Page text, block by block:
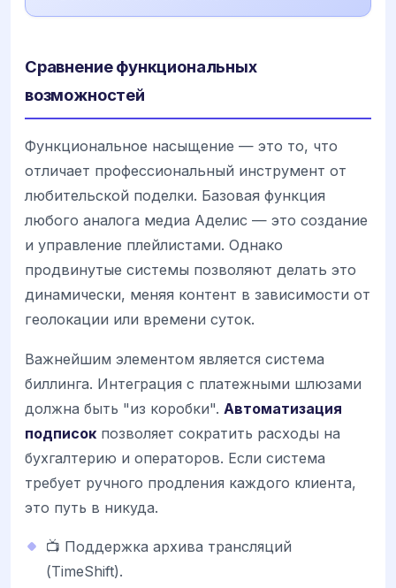
Сравнение функциональных
возможностей
Функциональное насыщение — это то, что
отличает профессиональный инструмент от
любительской поделки. Базовая функция
любого аналога медиа Аделис — это создание
и управление плейлистами. Однако
продвинутые системы позволяют делать это
динамически, меняя контент в зависимости от
геолокации или времени суток.
Важнейшим элементом является система
биллинга. Интеграция с платежными шлюзами
должна быть "из коробки". Автоматизация
подписок позволяет сократить расходы на
бухгалтерию и операторов. Если система
требует ручного продления каждого клиента,
это путь в никуда.
📺 Поддержка архива трансляций
(TimeShift).